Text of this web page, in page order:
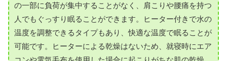
の一部に負荷が集中することがなく、肩こりや腰痛を持つ
人でもぐっすり眠ることができます。ヒーター付きで水の
温度を調整できるタイプもあり、快適な温度で眠ることが
可能です。ヒーターによる乾燥はないため、就寝時にエア